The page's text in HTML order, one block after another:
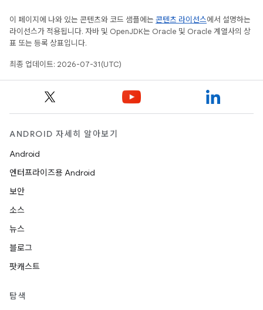
이 페이지에 나와 있는 콘텐츠와 코드 샘플에는 콘텐츠 라이선스에서 설명하는
라이선스가 적용됩니다. 자바 및 OpenJDK는 Oracle 및 Oracle 계열사의 상
표 또는 등록 상표입니다.
최종 업데이트: 2026-07-31(UTC)
ANDROID 자세히 알아보기
Android
엔터프라이즈용 Android
보안
소스
뉴스
블로그
팟캐스트
탐색